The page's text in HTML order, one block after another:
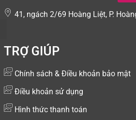
41, ngách 2/69 Hoàng Liệt, P.
TRỢ GIÚP
Chính sách & Điều khoản bảo mật
Điều khoản sử dụng
Hình thức thanh toán